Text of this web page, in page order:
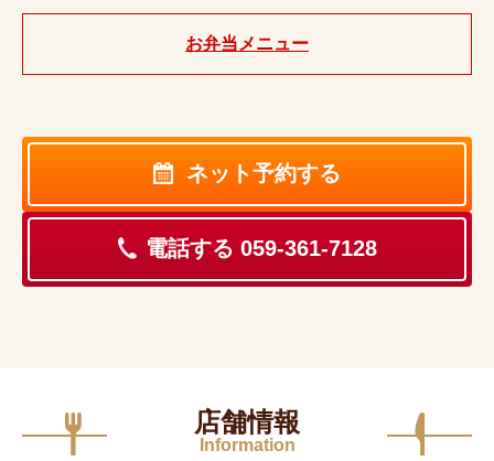
お弁当メニュー
ネット予約する
電話する 059-361-7128
店舗情報
Information